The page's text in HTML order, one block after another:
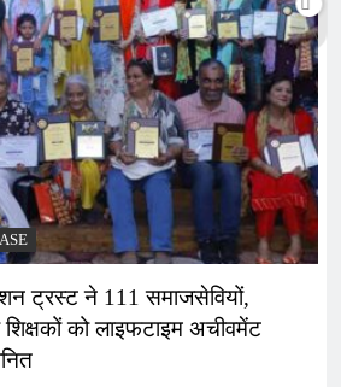
ट्रस्ट ने 111 समाजसेवियों,
को लाइफटाइम अचीवमेंट